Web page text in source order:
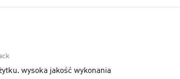
wysoka jakość wykonania